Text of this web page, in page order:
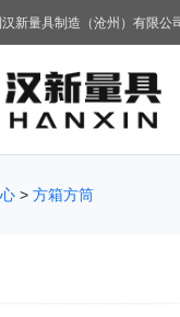
新量具制造（沧州）有限
> 方箱方筒